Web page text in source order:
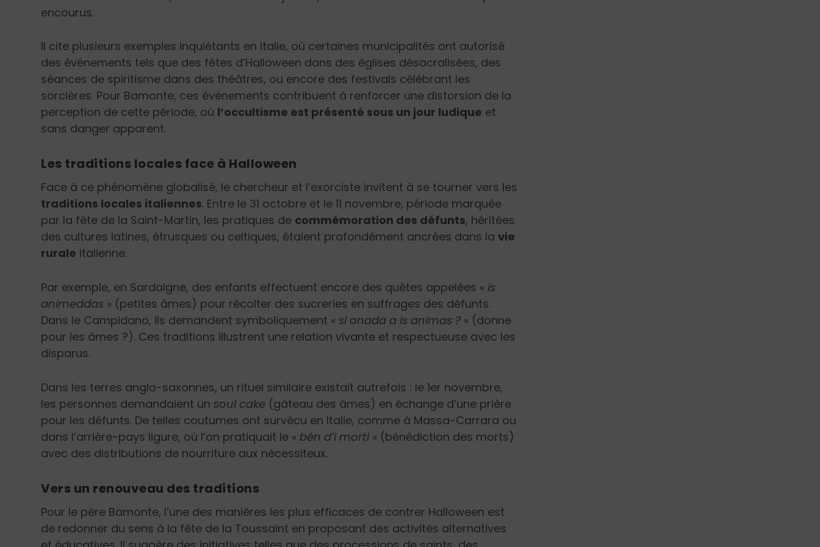
encourus.
Il cite plusieurs exemples inquiétants en Italie, où certaines municipalités ont autorisé
des événements tels que des fêtes d’Halloween dans des églises désacralisées, des
séances de spiritisme dans des théâtres, ou encore des festivals célébrant les
sorcières. Pour Bamonte, ces événements contribuent à renforcer une distorsion de la
perception de cette période, où l’occultisme est présenté sous un jour ludique et
sans danger apparent.
Les traditions locales face à Halloween
Face à ce phénomène globalisé, le chercheur et l’exorciste invitent à se tourner vers les
traditions locales italiennes. Entre le 31 octobre et le 11 novembre, période marquée
par la fête de la Saint-Martin, les pratiques de commémoration des défunts, héritées
des cultures latines, étrusques ou celtiques, étaient profondément ancrées dans lavie
rurale italienne.
Par exemple, en Sardaigne, des enfants effectuent encore des quêtes appelées « is
animeddas » (petites âmes) pour récolter des sucreries en suffrages des défunts.
Dans le Campidano, ils demandent symboliquement «si onada a is animas ? » (donne
pour les âmes ?). Ces traditions illustrent une relation vivante et respectueuse avec les
disparus.
Dans les terres anglo-saxonnes, un rituel similaire existait autrefois : le 1er novembre,
les personnes demandaient unsoul cake (gâteau des âmes) en échange d’une prière
pour les défunts. De telles coutumes ont survécu en Italie, comme à Massa-Carrara ou
dans l’arrière-pays ligure, où l’on pratiquait le « bén d’i morti » (bénédiction des morts)
avec des distributions de nourriture aux nécessiteux.
Vers un renouveau des traditions
Pour le père Bamonte, l’une des manières les plus efficaces de contrer Halloween est
de redonner du sens à la fête de la Toussaint en proposant des activités alternatives